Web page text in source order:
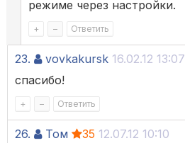
режиме через настройки.
+ – Ответить
23. vovkakursk 16.02.12 13:07
спасибо!
+ – Ответить
26. Том 35 12.07.12 10:10